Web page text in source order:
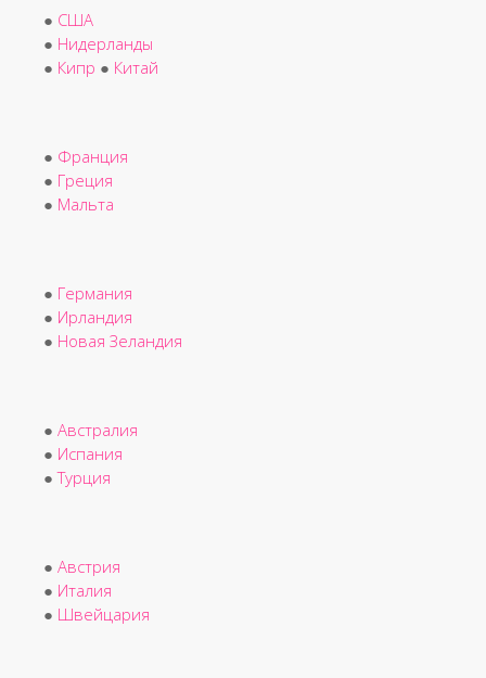
● США
● Нидерланды
● Кипр ● Китай
● Франция
● Греция
● Мальта
● Германия
● Ирландия
● Новая Зеландия
● Австралия
● Испания
●Турция
● Австрия
● Италия
● Швейцария